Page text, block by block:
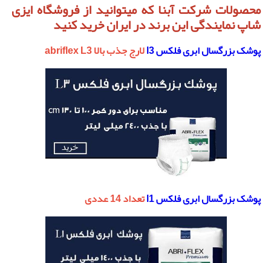
محصولات شرکت آبنا که میتوانید از فروشگاه ایزی
شاپ نمایندگی این برند در ایران خرید کنید
پوشک بزرگسال ابری فلکس l3 لارج جذب بالا abriflex L3
پوشک بزرگسال ابری فلکس l1 تعداد 14 عددی